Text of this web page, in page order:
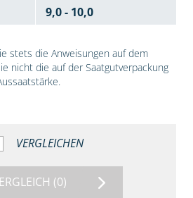
9,0 - 10,0
stets die Anweisungen auf dem
nicht die auf der Saatgutverpackung
VERGLEICHEN
(0)